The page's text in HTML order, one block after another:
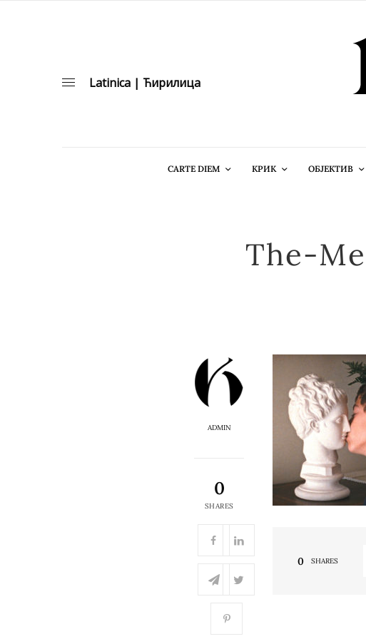
Latinica | Ћирилица
CARTE DIEM КРИК ОБЈЕКТИВ
The-
ADMIN
0
SHARES
0 SHARES